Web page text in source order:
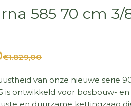
585 70 cm 3/
€1.829,00
van onze nieuwe serie
is ontwikkeld voor bosbouw-